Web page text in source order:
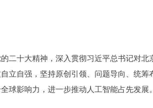
十大精神，深入贯彻习近平总书记对北
立自强，坚持原创引领、问题导向、统筹
球影响力，进一步推动人工智能占先发展。